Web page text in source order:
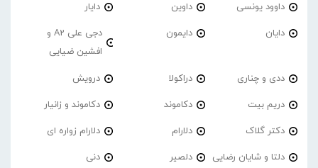
داوود یونسی داوین دایار
دایان دایمون
دجی علی A2 و
افشین ضیایی
ددی و چناری دراکولا درویش
دریم بیت دکاموند دکاموند و زانیار
دکتر گلاک دلارام دلارام زواره ای
دلتا و شایان رضایی دلصیر دنی